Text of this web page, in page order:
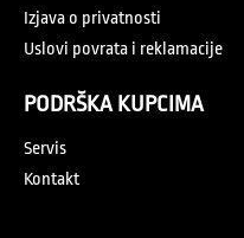
Izjava o privatnosti
Uslovi povrata i reklamacije
PODRŠKA KUPCIMA
Servis
Kontakt